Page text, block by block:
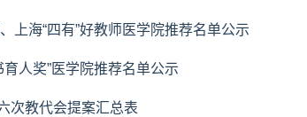
上海“四有”好教师医学院推荐名单公示
人奖”医学院推荐名单公示
次教代会提案汇总表